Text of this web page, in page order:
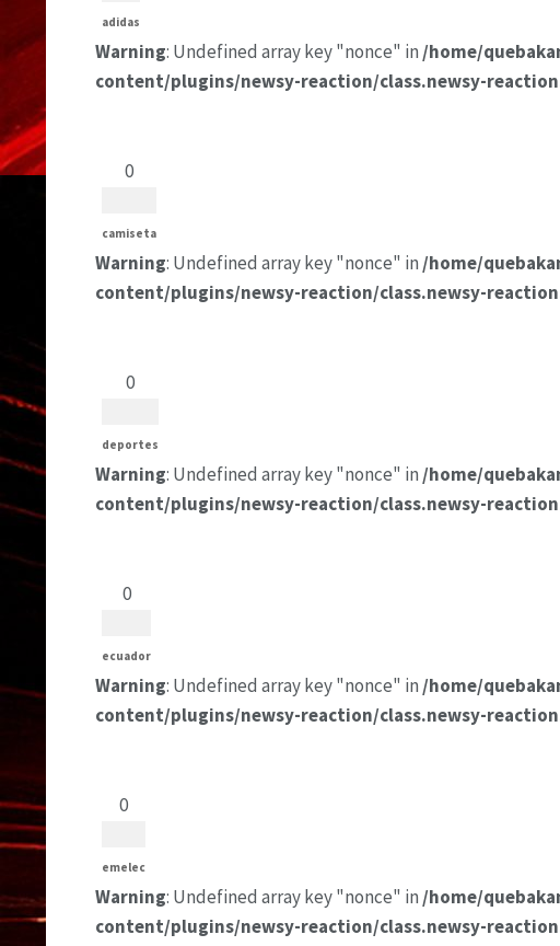
adidas
Warning: Undefined array key "nonce" in /home/
content/plugins/newsy-reaction/class.newsy-
0
camiseta
Warning: Undefined array key "nonce" in /home/
content/plugins/newsy-reaction/class.newsy-
0
deportes
Warning: Undefined array key "nonce" in /home/
content/plugins/newsy-reaction/class.newsy-
0
ecuador
Warning: Undefined array key "nonce" in /home/
content/plugins/newsy-reaction/class.newsy-
0
emelec
Warning: Undefined array key "nonce" in /home/
content/plugins/newsy-reaction/class.newsy-